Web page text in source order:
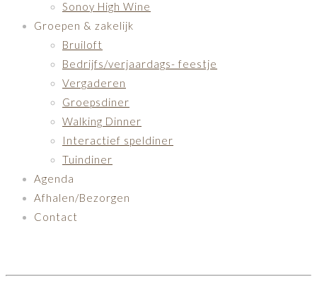
Sonoy High Wine
Groepen & zakelijk
Bruiloft
Bedrijfs/verjaardags- feestje
Vergaderen
Groepsdiner
Walking Dinner
Interactief speldiner
Tuindiner
Agenda
Afhalen/Bezorgen
Contact